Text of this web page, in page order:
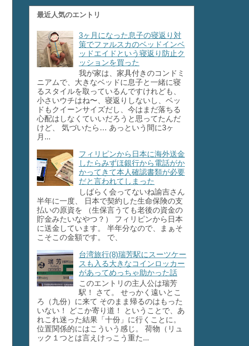
最近人気のエントリ
3ヶ月になった息子の寝返り対
策でファルスカのベッドインベ
ッドエイドという寝返り防止ク
ッションを買った
我が家は、家具付きのコンドミ
ニアムで、大きなベッドに息子と一緒に寝
るスタイルを取っているんですけれども、
小さいウチはね〜、寝返りしないし、ベッ
ドもクイーンサイズだし、今はまだ落ちる
心配はしなくていいだろうと思ってたんだ
けど、 気づいたら… あっという間に3ヶ
月...
フィリピンから日本に海外送金
したらみずほ銀行から電話がか
かってきて本人確認書類が必要
だと言われてしまった
しばらく会ってないね諭吉さん
半年に一度、 日本で契約した生命保険の支
払いの原資を （生保言うても老後の資金の
貯金みたいなやつ？） フィリピンから日本
に送金しています。 半年分なので、まぁそ
こそこの金額です。 で、
台湾旅行(8)瑞芳駅にスーツケー
スも入る大きなコインロッカー
があってめっちゃ助かった話
このエントリの主人公は瑞芳
駅！ さて。 せっかく遠いとこ
ろ（九份）に来て そのまま帰るのはもった
いない！ どこか寄り道！ ということで、あ
れこれ迷った結果「十份」に行くことに。
位置関係的にはこういう感じ。 荷物（リュ
ック１つとは言えけっこう重た...